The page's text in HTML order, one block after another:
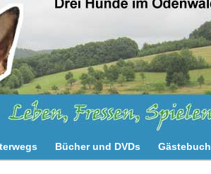
Bücher und DVDs Gästebuch